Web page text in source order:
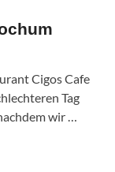
Cigos Cafe
Tag
wir …